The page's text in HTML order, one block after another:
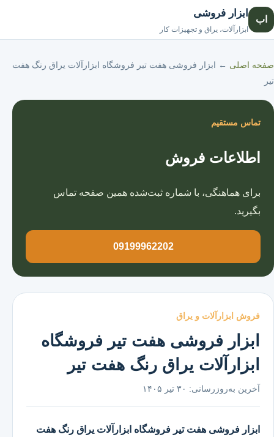
اب
ابزار فروشی
ابزارآلات، یراق و تجهیزات کار
صفحه اصلی ← ابزار فروشی هفت تیر فروشگاه ابزارآلات یراق رنگ هفت
تیر
فروش ابزارآلات و یراق
ابزار فروشی هفت تیر فروشگاه
ابزارآلات یراق رنگ هفت تیر
آخرین به‌روزرسانی: ۳۰ تیر ۱۴۰۵
ابزار فروشی هفت تیر فروشگاه ابزارآلات یراق رنگ هفت
تماس مستقیم
اطلاعات فروش
برای هماهنگی، با شماره ثبت‌شده همین صفحه تماس
بگیرید.
09199962202